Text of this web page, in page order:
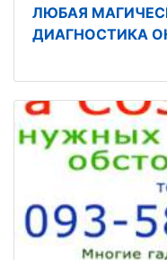
ЛЮБАЯ
ДИАГНОСТИКА